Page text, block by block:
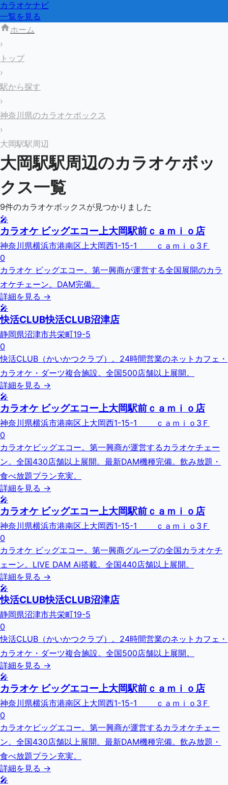
カラオケナビ
一覧を見る
ホーム
›
トップ
›
駅から探す
›
神奈川県のカラオケボックス
›
大岡駅駅周辺
大岡駅駅周辺のカラオケボッ
クス一覧
9件のカラオケボックスが見つかりました
🎤
カラオケ ビッグエコー上大岡駅前ｃａｍｉｏ店
神奈川県横浜市港南区上大岡西1-15-1 ｃａｍｉｏ3Ｆ
0
カラオケ ビッグエコー。第一興商が運営する全国展開のカラ
オケチェーン。DAM完備。
詳細を見る →
🎤
快活CLUB快活CLUB沼津店
静岡県沼津市共栄町19-5
0
快活CLUB（かいかつクラブ）。24時間営業のネットカフェ・
カラオケ・ダーツ複合施設。全国500店舗以上展開。
詳細を見る →
🎤
カラオケ ビッグエコー上大岡駅前ｃａｍｉｏ店
神奈川県横浜市港南区上大岡西1-15-1 ｃａｍｉｏ3Ｆ
0
カラオケビッグエコー。第一興商が運営するカラオケチェー
ン。全国430店舗以上展開。最新DAM機種完備。飲み放題・
食べ放題プラン充実。
詳細を見る →
🎤
カラオケ ビッグエコー上大岡駅前ｃａｍｉｏ店
神奈川県横浜市港南区上大岡西1-15-1 ｃａｍｉｏ3Ｆ
0
カラオケ ビッグエコー。第一興商グループの全国カラオケチ
ェーン。LIVE DAM Ai搭載。全国440店舗以上展開。
詳細を見る →
🎤
快活CLUB快活CLUB沼津店
静岡県沼津市共栄町19-5
0
快活CLUB（かいかつクラブ）。24時間営業のネットカフェ・
カラオケ・ダーツ複合施設。全国500店舗以上展開。
詳細を見る →
🎤
カラオケ ビッグエコー上大岡駅前ｃａｍｉｏ店
神奈川県横浜市港南区上大岡西1-15-1 ｃａｍｉｏ3Ｆ
0
カラオケビッグエコー。第一興商が運営するカラオケチェー
ン。全国430店舗以上展開。最新DAM機種完備。飲み放題・
食べ放題プラン充実。
詳細を見る →
🎤